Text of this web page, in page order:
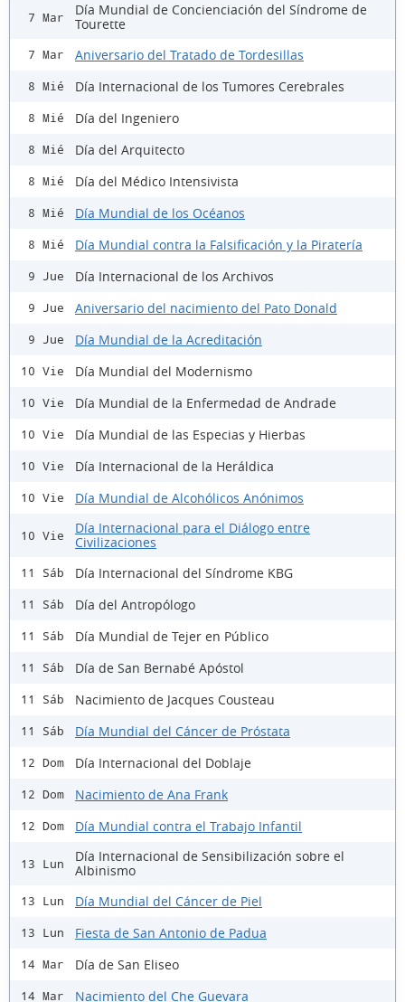
7 Mar
Día Mundial de Concienciación del Síndrome de
Tourette
7 Mar Aniversario del Tratado de Tordesillas
8 Mié Día Internacional de los Tumores Cerebrales
8 Mié Día del Ingeniero
8 Mié Día del Arquitecto
8 Mié Día del Médico Intensivista
8 Mié Día Mundial de los Océanos
8 Mié Día Mundial contra la Falsificación y la Piratería
9 Jue Día Internacional de los Archivos
9 Jue Aniversario del nacimiento del Pato Donald
9 Jue Día Mundial de la Acreditación
10 Vie Día Mundial del Modernismo
10 Vie Día Mundial de la Enfermedad de Andrade
10 Vie Día Mundial de las Especias y Hierbas
10 Vie Día Internacional de la Heráldica
10 Vie Día Mundial de Alcohólicos Anónimos
10 Vie
Día Internacional para el Diálogo entre
Civilizaciones
11 Sáb Día Internacional del Síndrome KBG
11 Sáb Día del Antropólogo
11 Sáb Día Mundial de Tejer en Público
11 Sáb Día de San Bernabé Apóstol
11 Sáb Nacimiento de Jacques Cousteau
11 Sáb Día Mundial del Cáncer de Próstata
12 Dom Día Internacional del Doblaje
12 Dom Nacimiento de Ana Frank
12 Dom Día Mundial contra el Trabajo Infantil
13 Lun
Día Internacional de Sensibilización sobre el
Albinismo
13 Lun Día Mundial del Cáncer de Piel
13 Lun Fiesta de San Antonio de Padua
14 Mar Día de San Eliseo
14 Mar Nacimiento del Che Guevara